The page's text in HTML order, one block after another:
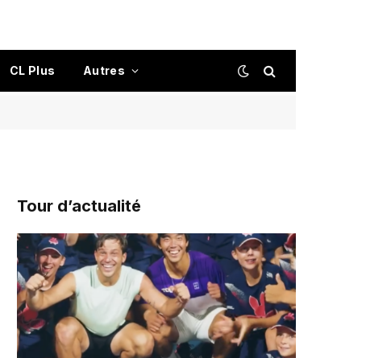
CL Plus Autres
Tour d’actualité